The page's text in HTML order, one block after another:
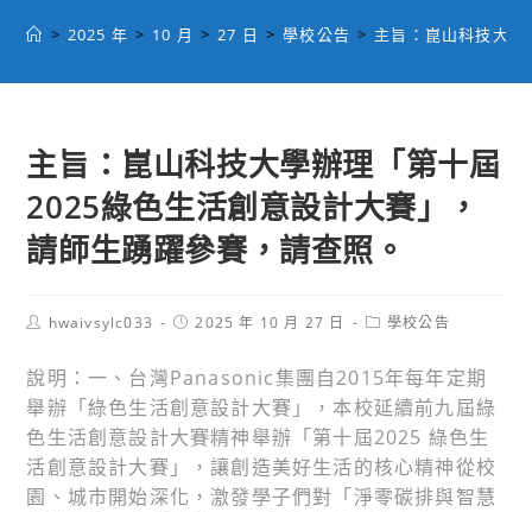
> 2025 年 > 10 月 > 27 日 > 學校公告 > 主旨：崑山科技大
主旨：崑山科技大學辦理「第十屆
2025綠色生活創意設計大賽」，
請師生踴躍參賽，請查照。
Posthwaivsylc033
Post2025 年 10 月 27 日
Post學校公告
說明：一、台灣Panasonic集團自2015年每年定期
舉辦「綠色生活創意設計大賽」，本校延續前九屆綠
色生活創意設計大賽精神舉辦「第十屆2025 綠色生
活創意設計大賽」，讓創造美好生活的核心精神從校
園、城市開始深化，激發學子們對「淨零碳排與智慧